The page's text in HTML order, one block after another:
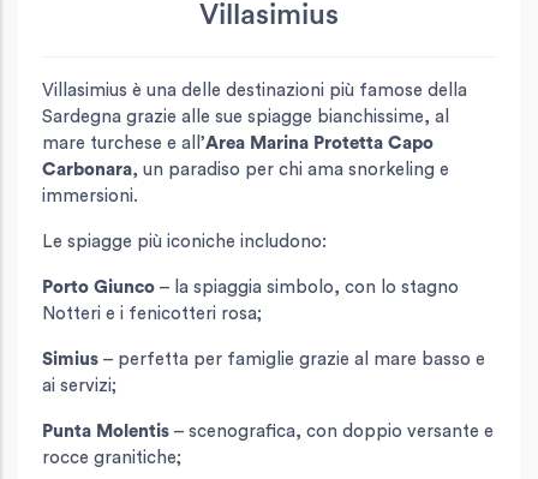
Villasimius
Villasimius è una delle destinazioni più famose della
Sardegna grazie alle sue spiagge bianchissime, al
mare turchese e all’Area Marina Protetta Capo
Carbonara, un paradiso per chi ama snorkeling e
immersioni.
Le spiagge più iconiche includono:
Porto Giunco – la spiaggia simbolo, con lo stagno
Notteri e i fenicotteri rosa;
Simius – perfetta per famiglie grazie al mare basso e
ai servizi;
Punta Molentis – scenografica, con doppio versante e
rocce granitiche;